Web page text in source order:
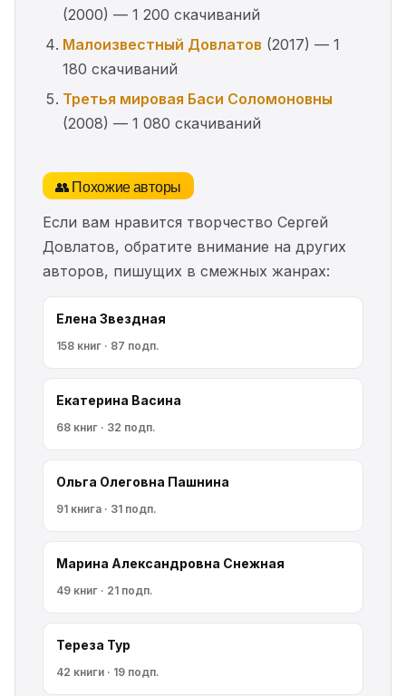
(2000) — 1 200 скачиваний
Малоизвестный Довлатов (2017) — 1
180 скачиваний
Третья мировая Баси Соломоновны
(2008) — 1 080 скачиваний
👥 Похожие авторы
Если вам нравится творчество Сергей
Довлатов, обратите внимание на других
авторов, пишущих в смежных жанрах:
Елена Звездная
158 книг · 87 подп.
Екатерина Васина
68 книг · 32 подп.
Ольга Олеговна Пашнина
91 книга · 31 подп.
Марина Александровна Снежная
49 книг · 21 подп.
Тереза Тур
42 книги · 19 подп.